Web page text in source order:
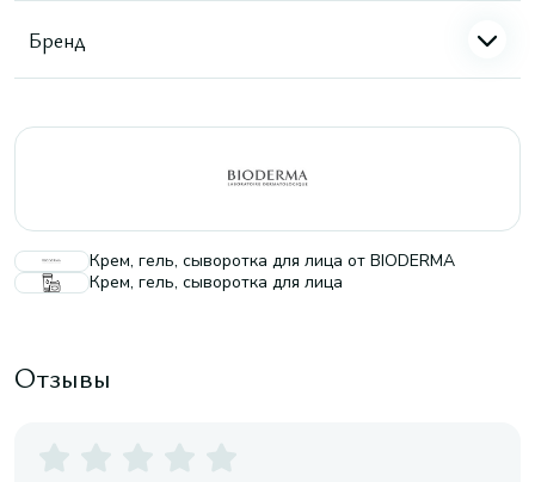
Бренд
Крем, гель, сыворотка для лица от BIODERMA
Крем, гель, сыворотка для лица
Отзывы